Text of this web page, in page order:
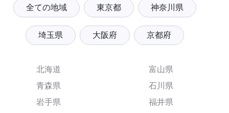
全ての地域 東京都 神奈川県
埼玉県 大阪府 京都府
北海道
青森県
岩手県
富山県
石川県
福井県